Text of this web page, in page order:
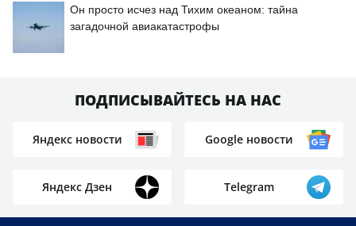
Он просто исчез над Тихим океаном: тайна
загадочной авиакатастрофы
ПОДПИСЫВАЙТЕСЬ НА НАС
Яндекс новости Google новости
Яндекс Дзен Telegram